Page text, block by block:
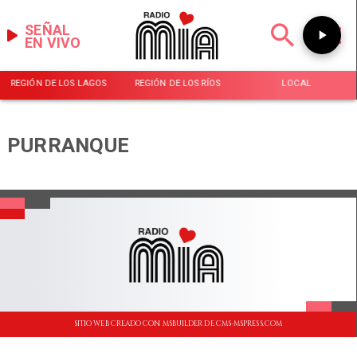
EN VIVO
SEÑAL
REGIÓN DE LOS LAGOS REGIÓN DE LOS RÍOS LOCAL
PURRANQUE
SITIO WEB CREADO CON MSBUILDER DE CMS-MSPRESS.COM